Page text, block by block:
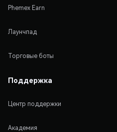
Phemex Earn
Лаунчпад
Торговые боты
Поддержка
Центр поддержки
Академия